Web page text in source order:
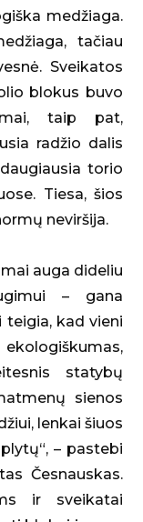
medžiaga.
tačiau
Sveikatos
blokus buvo
taip pat,
radžio dalis
torio
Tiesa, šios
neviršija.
auga dideliu
– gana
teigia, kad vieni
ekologiškumas,
statybų
sienos
lenkai šiuos
– pastebi
Česnauskas.
ir sveikatai